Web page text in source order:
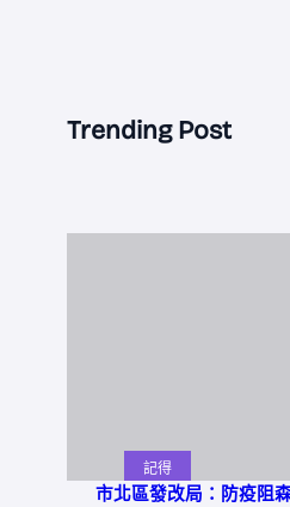
Trending Post
記得
市北區發改局：防疫阻